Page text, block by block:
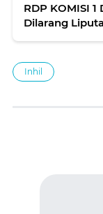
RDP KOMISI
Dilarang
Inhil